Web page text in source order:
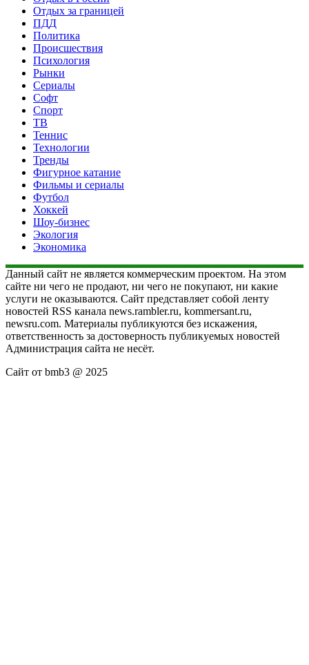
Отдых за границей
ПДД
Политика
Происшествия
Психология
Рынки
Сериалы
Софт
Спорт
ТВ
Теннис
Технологии
Тренды
Фигурное катание
Фильмы и сериалы
Футбол
Хоккей
Шоу-бизнес
Экология
Экономика
Данный сайт не является коммерческим проектом. На этом
сайте ни чего не продают, ни чего не покупают, ни какие
услуги не оказываются. Сайт представляет собой ленту
новостей RSS канала news.rambler.ru, kommersant.ru,
newsru.com. Материалы публикуются без искажения,
ответственность за достоверность публикуемых новостей
Администрация сайта не несёт.
Сайт от bmb3 @ 2025